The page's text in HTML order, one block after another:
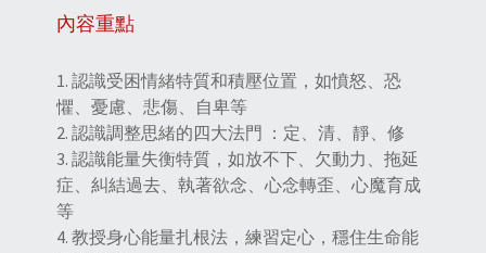
內容重點
1. 認識受困情緒特質和積壓位置，如憤怒、恐
懼、憂慮、悲傷、自卑等
2. 認識調整思緒的四大法門 ：定、清、靜、修
3. 認識能量失衡特質，如放不下、欠動力、拖延
症、糾結過去、執著欲念、心念轉歪、心魔育成
等
4. 教授身心能量扎根法，練習定心，穩住生命能